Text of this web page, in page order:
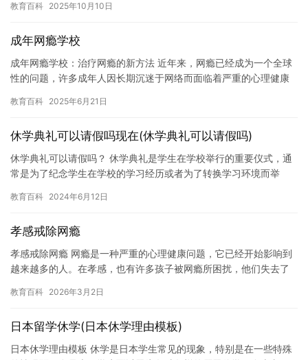
教育百科 2025年10月10日
成年网瘾学校
成年网瘾学校：治疗网瘾的新方法 近年来，网瘾已经成为一个全球
性的问题，许多成年人因长期沉迷于网络而面临着严重的心理健康
成年…
教育百科 2025年6月21日
休学典礼可以请假吗现在(休学典礼可以请假吗)
休学典礼可以请假吗？ 休学典礼是学生在学校举行的重要仪式，通
常是为了纪念学生在学校的学习经历或者为了转换学习环境而举
之情，…
教育百科 2024年6月12日
孝感戒除网瘾
孝感戒除网瘾 网瘾是一种严重的心理健康问题，它已经开始影响到
越来越多的人。在孝感，也有许多孩子被网瘾所困扰，他们失去了
瘾…
教育百科 2026年3月2日
日本留学休学(日本休学理由模板)
日本休学理由模板 休学是日本学生常见的现象，特别是在一些特殊